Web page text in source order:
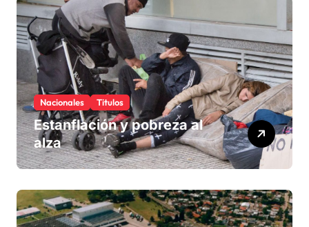
Nacionales Titulos
Estanflación y pobreza al
alza